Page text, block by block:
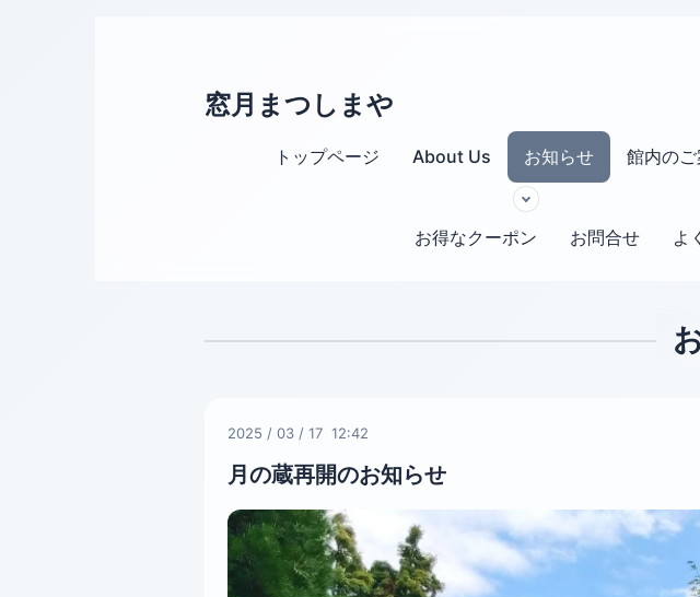
窓月まつしまや
トップページ About Us お知らせ 館内の
お得なクーポン お問合せ よ
2025 / 03 / 17 12:42
月の蔵再開のお知らせ